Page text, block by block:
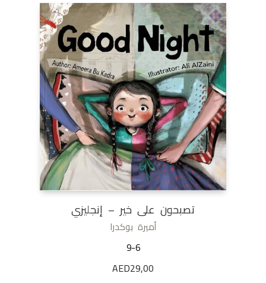
تصبحون على خير – إنجليزي
أميرة بوكدرا
9-6
AED29,00